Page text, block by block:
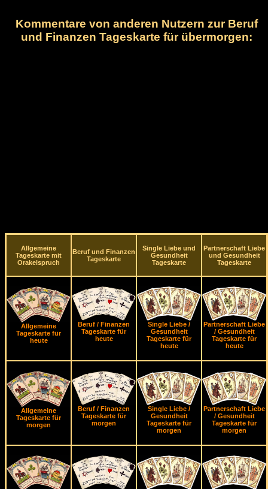
Kommentare von anderen Nutzern zur Beruf
und Finanzen Tageskarte für übermorgen:
Allgemeine
Tageskarte mit
Orakelspruch
Beruf und Finanzen
Tageskarte
Single Liebe und
Gesundheit
Tageskarte
Partnerschaft Liebe
und Gesundheit
Tageskarte
Allgemeine
Tageskarte für
heute
Beruf / Finanzen
Tageskarte für
heute
Single Liebe /
Gesundheit
Tageskarte für
heute
Partnerschaft Liebe
/ Gesundheit
Tageskarte für
heute
Allgemeine
Tageskarte für
morgen
Beruf / Finanzen
Tageskarte für
morgen
Single Liebe /
Gesundheit
Tageskarte für
morgen
Partnerschaft Liebe
/ Gesundheit
Tageskarte für
morgen